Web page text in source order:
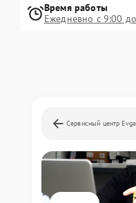
Время работы
Ежедневно с 9:00
Сервисный центр Evga